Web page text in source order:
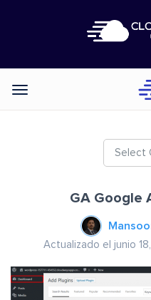
Categories
Select
GA Google
Actualizado el junio